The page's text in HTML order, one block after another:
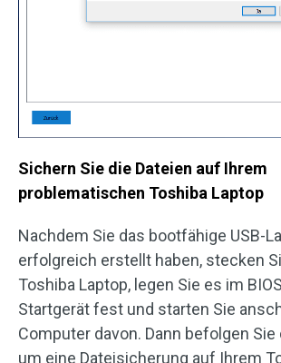
Sichern Sie die Dateien auf Ihrem
problematischen Toshiba Laptop
Nachdem Sie das bootfähige USB-
erfolgreich erstellt haben, stecken
Toshiba Laptop, legen Sie es im
Startgerät fest und starten Sie
Computer davon. Dann befolgen
um eine Dateisicherung auf Ihrem